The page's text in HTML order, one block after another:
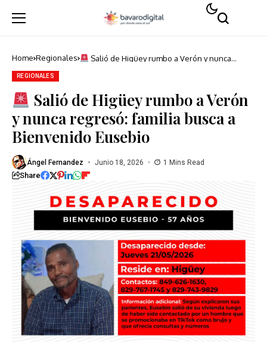
Home Regionales
Salió de Higüey rumbo a Verón y nunca
REGIONALES
Salió de Higüey rumbo a Verón
y nunca regresó: familia busca a
Bienvenido Eusebio
Ángel Fernandez Junio 18, 2026 1 Mins Read
Share